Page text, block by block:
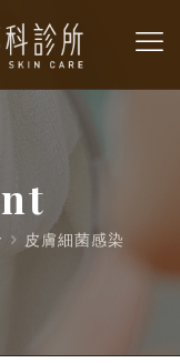
皮膚細菌感染